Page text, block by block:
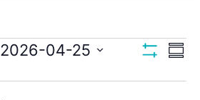
parde
2026-04-25